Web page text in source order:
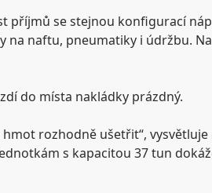
příjmů se stejnou konfigurací
na naftu, pneumatiky i údržbu.
do místa nakládky prázdný.
rozhodně ušetřit“, vysvětluje
s kapacitou 37 tun